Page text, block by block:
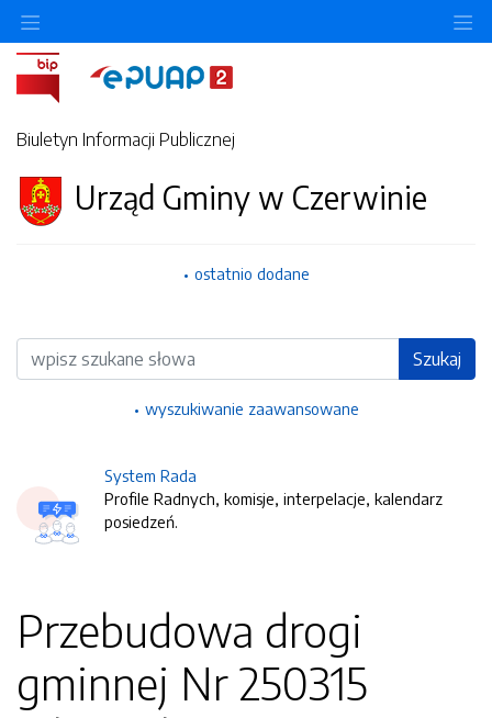
Biuletyn Informacji Publicznej
Urząd Gminy w Czerwinie
ostatnio dodane
Wyszukiwarka Szukaj
wyszukiwanie zaawansowane
System Rada
Profile Radnych, komisje, interpelacje, kalendarz
posiedzeń.
Przebudowa drogi
gminnej Nr 250315